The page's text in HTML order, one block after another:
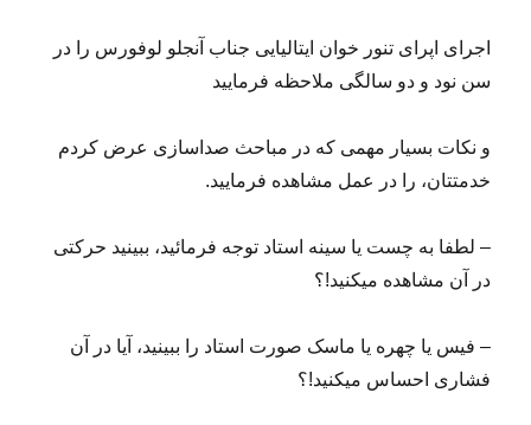
مشکل
میشوند
اجرای اپرای تنور خوان ایتالیایی جناب آنجلو لوفورس را در
سن نود و دو سالگی ملاحظه فرمایید
و نکات بسیار مهمی که در مباحث صداسازی عرض کردم
خدمتتان، را در عمل مشاهده فرمایید.
– لطفا به چست یا سینه استاد توجه فرمائید، ببینید حرکتی
در آن مشاهده میکنید!؟
– فیس یا چهره یا ماسک صورت استاد را ببینید، آیا در آن
فشاری احساس میکنید!؟